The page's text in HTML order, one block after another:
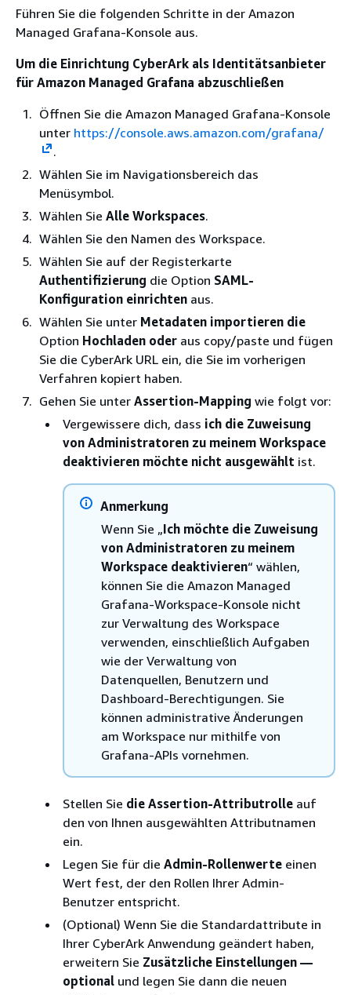
Führen Sie die folgenden Schritte in der Amazon
Managed Grafana-Konsole aus.
Um die Einrichtung CyberArk als Identitätsanbieter
für Amazon Managed Grafana abzuschließen
Öffnen Sie die Amazon Managed Grafana-Konsole
unter https://console.aws.amazon.com/grafana/
.
Wählen Sie im Navigationsbereich das
Menüsymbol.
Wählen Sie Alle Workspaces.
Wählen Sie den Namen des Workspace.
Wählen Sie auf der Registerkarte
Authentifizierung die Option SAML-
Konfiguration einrichten aus.
Wählen Sie unter Metadaten importieren die
Option Hochladen oder aus copy/paste und fügen
Sie die CyberArk URL ein, die Sie im vorherigen
Verfahren kopiert haben.
Gehen Sie unter Assertion-Mapping wie folgt vor:
Vergewissere dich, dass ich die Zuweisung
von Administratoren zu meinem Workspace
deaktivieren möchte nicht ausgewählt ist.
Anmerkung
Wenn Sie „Ich möchte die Zuweisung
von Administratoren zu meinem
Workspace deaktivieren“ wählen,
können Sie die Amazon Managed
Grafana-Workspace-Konsole nicht
zur Verwaltung des Workspace
verwenden, einschließlich Aufgaben
wie der Verwaltung von
Datenquellen, Benutzern und
Dashboard-Berechtigungen. Sie
können administrative Änderungen
am Workspace nur mithilfe von
Grafana-APIs vornehmen.
Stellen Sie die Assertion-Attributrolle auf
den von Ihnen ausgewählten Attributnamen
ein.
Legen Sie für die Admin-Rollenwerte einen
Wert fest, der den Rollen Ihrer Admin-
Benutzer entspricht.
(Optional) Wenn Sie die Standardattribute in
Ihrer CyberArk Anwendung geändert haben,
erweitern Sie Zusätzliche Einstellungen —
optional und legen Sie dann die neuen